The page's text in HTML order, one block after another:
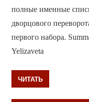
полные именные
дворцового
первого набора.
Yelizaveta
ЧИТАТЬ